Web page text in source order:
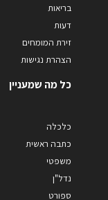
בריאות
דעות
זירת המומחים
הצהרת נגישות
כל מה שמעניין
כלכלה
כתבה ראשית
משפטי
נדל"ן
ספורט